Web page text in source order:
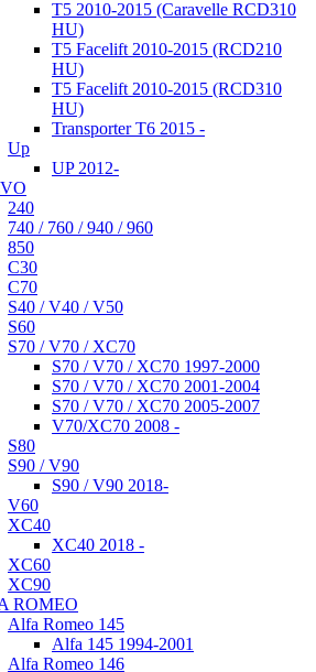
T5 2010-2015 (Caravelle RCD310
HU)
T5 Facelift 2010-2015 (RCD210
HU)
T5 Facelift 2010-2015 (RCD310
HU)
Transporter T6 2015 -
Up
UP 2012-
240
740 / 760 / 940 / 960
850
C30
C70
S40 / V40 / V50
S60
S70 / V70 / XC70
S70 / V70 / XC70 1997-2000
S70 / V70 / XC70 2001-2004
S70 / V70 / XC70 2005-2007
V70/XC70 2008 -
S80
S90 / V90
S90 / V90 2018-
V60
XC40
XC40 2018 -
XC60
XC90
ROMEO
Alfa Romeo 145
Alfa 145 1994-2001
Alfa Romeo 146